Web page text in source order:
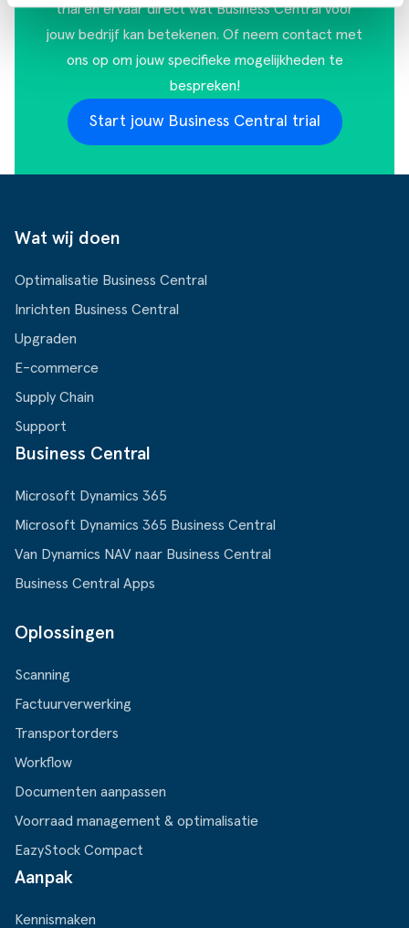
trial en ervaar direct wat Business Central voor
jouw bedrijf kan betekenen. Of neem contact met
ons op om jouw specifieke mogelijkheden te
bespreken!
Start jouw Business Central trial
Wat wij doen
Optimalisatie Business Central
Inrichten Business Central
Upgraden
E-commerce
Supply Chain
Support
Business Central
Microsoft Dynamics 365
Microsoft Dynamics 365 Business Central
Van Dynamics NAV naar Business Central
Business Central Apps
Oplossingen
Scanning
Factuurverwerking
Transportorders
Workflow
Documenten aanpassen
Voorraad management & optimalisatie
EazyStock Compact
Aanpak
Kennismaken